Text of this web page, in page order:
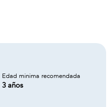
Edad minima recomendada
3 años